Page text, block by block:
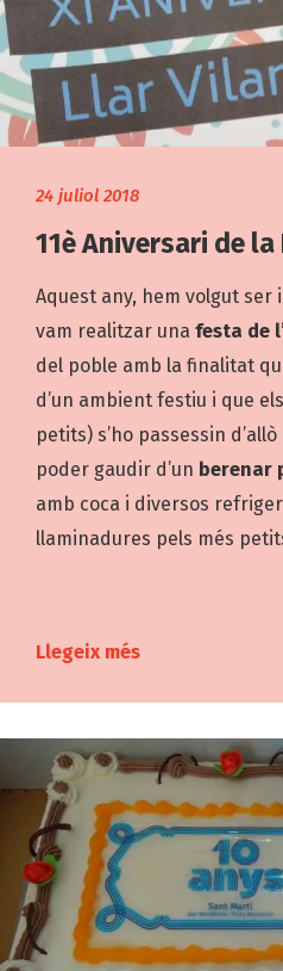
24 juliol 2018
11è Aniversari de
Aquest any, hem volgut
vam realitzar una festa de
del poble amb la finalitat
d’un ambient festiu i que
petits) s’ho passessin
poder gaudir d’un berenar
amb coca i diversos
llaminadures pels més
Llegeix més